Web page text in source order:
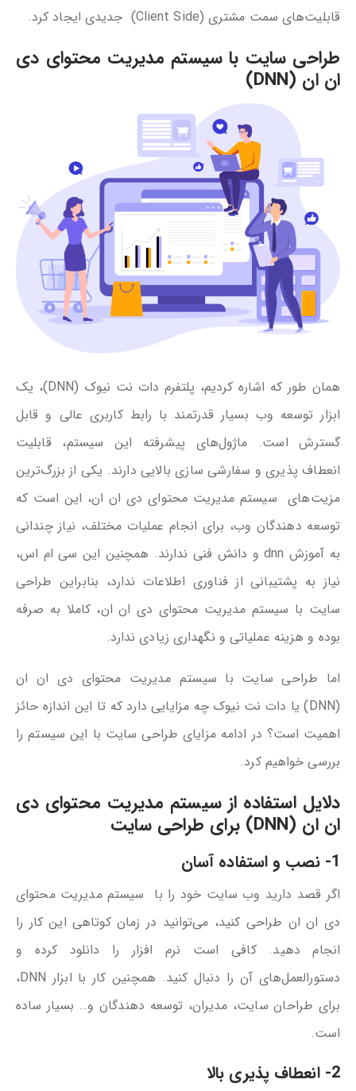
قابلیت‌های سمت مشتری (Client Side) جدیدی ایجاد کرد.
طراحی سایت با سیستم مدیریت محتوای دی
ان ان (DNN)
همان طور که اشاره کردیم، پلتفرم دات نت نیوک (DNN)، یک
ابزار توسعه وب بسیار قدرتمند با رابط کاربری عالی و قابل
گسترش است. ماژول‌های پیشرفته این سیستم، قابلیت
انعطاف پذیری و سفارشی سازی بالایی دارند. یکی از بزرگ‌ترین
مزیت‌های سیستم مدیریت محتوای دی ان ان، این است که
توسعه دهندگان وب، برای انجام عملیات مختلف، نیاز چندانی
به آموزش dnn و دانش فنی ندارند. همچنین این سی ام اس،
نیاز به پشتیبانی از فناوری اطلاعات ندارد، بنابراین طراحی
سایت با سیستم مدیریت محتوای دی ان ان، کاملا به صرفه
بوده و هزینه عملیاتی و نگهداری زیادی ندارد.
اما طراحی سایت با سیستم مدیریت محتوای دی ان ان
(DNN) یا دات نت نیوک چه مزایایی دارد که تا این اندازه حائز
اهمیت است؟ در ادامه مزایای طراحی سایت با این سیستم را
بررسی خواهیم کرد.
دلایل استفاده از سیستم مدیریت محتوای دی
ان ان (DNN) برای طراحی سایت
1- نصب و استفاده آسان
اگر قصد دارید وب سایت خود را با سیستم مدیریت محتوای
دی ان ان طراحی کنید، می‌توانید در زمان کوتاهی این کار را
انجام دهید. کافی است نرم افزار را دانلود کرده و
دستورالعمل‌های آن را دنبال کنید. همچنین کار با ابزار DNN،
برای طراحان سایت، مدیران، توسعه دهندگان و… بسیار ساده
است.
2- انعطاف پذیری بالا